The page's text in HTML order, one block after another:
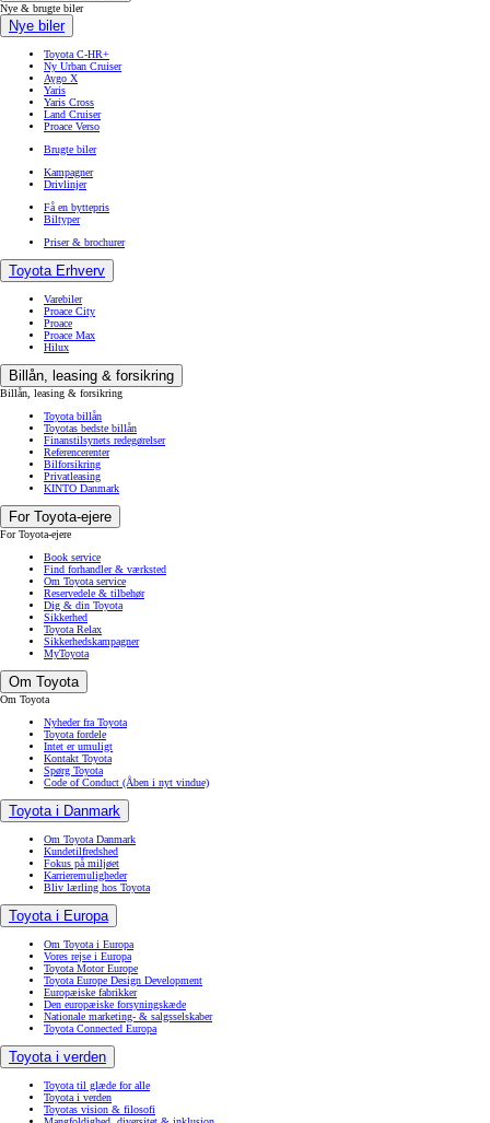
Nye & brugte biler
Nye biler
Toyota C-HR+
Ny Urban Cruiser
Aygo X
Yaris
Yaris Cross
Land Cruiser
Proace Verso
Brugte biler
Kampagner
Drivlinjer
Få en byttepris
Biltyper
Priser & brochurer
Toyota Erhverv
Varebiler
Proace City
Proace
Proace Max
Hilux
Billån, leasing & forsikring
Billån, leasing & forsikring
Toyota billån
Toyotas bedste billån
Finanstilsynets redegørelser
Referencerenter
Bilforsikring
Privatleasing
KINTO Danmark
For Toyota-ejere
For Toyota-ejere
Book service
Find forhandler & værksted
Om Toyota service
Reservedele & tilbehør
Dig & din Toyota
Sikkerhed
Toyota Relax
Sikkerhedskampagner
MyToyota
Om Toyota
Om Toyota
Nyheder fra Toyota
Toyota fordele
Intet er umuligt
Kontakt Toyota
Spørg Toyota
Code of Conduct (Åben i nyt vindue)
Toyota i Danmark
Om Toyota Danmark
Kundetilfredshed
Fokus på miljøet
Karrieremuligheder
Bliv lærling hos Toyota
Toyota i Europa
Om Toyota i Europa
Vores rejse i Europa
Toyota Motor Europe
Toyota Europe Design Development
Europæiske fabrikker
Den europæiske forsyningskæde
Nationale marketing- & salgsselskaber
Toyota Connected Europa
Toyota i verden
Toyota til glæde for alle
Toyota i verden
Toyotas vision & filosofi